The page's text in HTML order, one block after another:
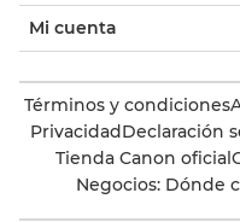
Mi cuenta
Términos y condiciones
PrivacidadDeclaración
Tienda Canon oficial
Negocios: Dónde